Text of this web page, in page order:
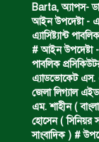
Barta, অ‍্যাপস-
আইন উপদেষ্টা -
এ‍্যাসিষ্ট‍্যান্ট
# আইন উপদেষ্টা -
পাবলিক
এ্যাডভোকেট এস.
জেলা লিগ্যাল
এম. শাহীন (
হোসেন ( সিনিয়র
সাংবাদিক ) #